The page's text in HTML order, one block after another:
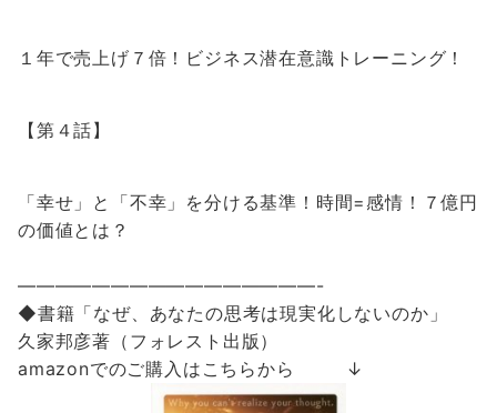
１年で売上げ７倍！ビジネス潜在意識トレーニング！
【第４話】
「幸せ」と「不幸」を分ける基準！時間=感情！７億円
の価値とは？
————————————————-
◆書籍「なぜ、あなたの思考は現実化しないのか」
久家邦彦著（フォレスト出版）
amazonでのご購入はこちらから ↓